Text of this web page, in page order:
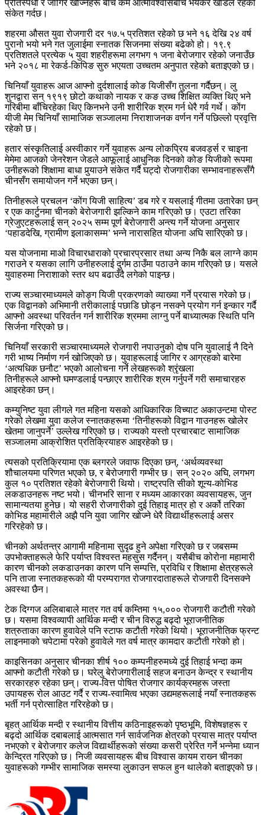
प्रतिस्पर्धा र जागिर खोज्नेहरू बीच कम आत्मविश्वासबीच भयंकर खाडल रहेको
संकेत गर्दछ।
शहरमा औसत युवा रोजगारी दर १७.५ प्रतिशत रहेको छ भने १६ देखि २४ वर्ष
पुरानो भयो भने गत जुलाईमा स्नातक सिजनमा संख्या बढेको हो। १९.९
प्रतिशतले प्रत्येक ५ युवा शहरीहरूमा लगभग १ जना बेरोजगार रहेको जनाउँछ
भने २०१८ मा रेकर्ड-किपिङ सुरु भएयता उच्चतम अनुपात रहेको बताइएको छ।
चिनियाँ युवाहरू आज आफ्नो दुर्दशालाई कोङ यिजीसँग तुलना गर्दैछन्। लु
शुनद्वारा सन् १९१९ छोटो कथाको नायक र कङ उच्च शिक्षित व्यक्ति थिए भने
गरिबीमा बाँचिरहेका थिए किनभने उनी शारीरिक श्रम गर्न धेरै गर्व गर्थे। कोंग
यीजी मेम चिनियाँ सामाजिक सञ्जालमा निराशाजनक वर्णन गर्ने पछिल्लो प्रवृत्ति
रहेको छ।
हतार संस्कृतिलाई अस्वीकार गर्ने युवाहरू अन्य लोकप्रिय बजवर्ड्स र चाइना
मेमेमा आजको जेनरेशन जेडले आफूलाई आधुनिक दिनको कोङ यिजीको रूपमा
उनीहरूको शिक्षामा बाधा पुर्‍याउने संकेत गर्दै घट्दो रोजगारीका सम्भावनाहरूसँगै
चीनसँग समायोजन गर्ने भएका छन्।
तिनीहरूले प्रचलन ‘कोंग यिजी साहित्य’ डब गरे र यसलाई गीतमा उतारेका छन्
र एक कार्टुनमा चीनको बेरोजगारी झल्किने काम गरिएको छ। एउटा तरिका
ग्रेजुएटहरूलाई सन् २०२५ सम्म पूर्ण बेरोजगारी अन्त्य गर्ने योजना अनुसार
‘पहाडदेखि, ग्रामीण इलाकासम्म’ भन्‍ने नारासहित योजना अघि सारिएको छ।
यस योजनामा माओ विचारधाराको प्रचारप्रसार तथा अन्य निकै बल लाग्‍ने काम
गराउने र यसका लागि उनीहरुलाई दुर्गम ठाउँमा पठाउने काम गरिएको छ। यसले
युवाहरुमा निराशाको स्तर थप बढाउँदै लगेको पाइन्छ।
राज्य सञ्चारमाध्यमले कोङ्ग यिजी प्रकरणको व्याख्या गर्ने प्रयास गरेको छ।
एक विद्वानको अभिमानी तरीकालाई पछाडि छोड्न नसक्‍ने प्रयोग गर्न इन्कार गर्दै
आफ्नो अवस्था परिवर्तन गर्न शारीरिक श्रममा लाग्‍नु पर्ने बाध्यात्मक स्थिति पनि
सिर्जना गरिएको छ।
चिनियाँ सरकारी सञ्चारमाध्यमले रोजगारी नपाउनुको दोष पनि युवालाई नै दिने
गरी भाष्य निर्माण गर्न खोजिएको छ। युवाहरूलाई जागिर र आग्रहको बारेमा
‘अत्यधिक छनौट’ भएको आलोचना गर्ने लेखहरूको श्रृंखला
तिनीहरूले आफ्नो घमण्डलाई पन्छाएर शारीरिक श्रम गर्नुपर्ने गरी समाचारहरु
आइरहेका छन्।
कम्युनिष्ट युवा लीगले गत महिना यसको आधिकारिक विच्याट अकाउन्टमा पोस्ट
गरेको लेखमा युवा कलेज स्नातकहरूमा ‘तिनीहरूको विद्वान गाउनहरू खोलेर
खेतमा जानुपर्ने’ उल्लेख गरिएको छ। राज्यको यस्तो प्रचारबाट सामाजिक
सञ्जालमा आक्रोशित प्रतिक्रियाहरु आइरहेको छ।
त्यसको प्रतिक्रियामा एक ब्लगरले जवाफ दिएका छन्, ‘अर्थव्यवस्था
शौचालयमा परिणत भएको छ, र बेरोजगारी गम्भीर छ। सन् २०२० अघि, लगभग
कुल १० प्रतिशत रहेको बेरोजगारी थियो। राष्ट्रपति सीको शून्य-कोभिड
लकडाउनहरू नष्ट भयो। चीनभरि साना र मध्यम आकारका व्यवसायहरू, जुन
सामान्यतया हुनेछ। यो सहरी रोजगारीको दुई तिहाइ मात्र हो र अर्को तरिका
कोभिड महामारीले अझै पनि युवा जागिर खोज्‍ने धेरै विद्यार्थीहरूलाई असर
गरिरहेको छ।
चीनको अर्थतन्त्र आगामी महिनामा सुदृढ हुने अपेक्षा गरिएको छ र जबसम्म
उपभोक्ताहरूले फेरि पर्याप्त विश्वस्त महसुस गर्दैनन्। यसैबीच कोरोना महामारी
कारण चीनको लकडाउनका कारण पनि सम्पत्ति, प्रविधि र शिक्षामा क्षेत्रहरूले
पनि ताजा स्नातकहरूको यी परम्परागत रोजगारदाताहरूले रोजगारी दिनसक्‍ने
अवस्था छैन।
टेक दिग्गज अलिबाबाले मात्र गत वर्ष कम्तिमा १५,००० रोजगारी कटौती गरेको
छ। यसमा विश्वव्यापी आर्थिक मन्दी र चीन विरुद्ध बढ्दो भूराजनीतिक
शत्रुताका कारण हुवावेले पनि स्टाफ कटौती गरेको थियो। भूराजनीतिक फ्रन्ट
लाइनमाको चपेटामा परेको हुवावेले गत वर्ष मात्र कामदार कटौती गरेको हो।
काइसिनका अनुसार चीनका शीर्ष १०० कम्पनीहरुमध्ये दुई तिहाई भन्दा कम
आफ्नो कटौती गरेको छ। घरेलु बेरोजगारीलाई सहज बनाउन केन्द्र र स्थानीय
सरकारहरु रहेका छन्। राज्य-वित्त पोषित रोजगार कार्यक्रमहरू जस्ता
उपायहरू रोल आउट गर्दै र राज्य-स्वामित्व भएका उद्यमहरूलाई नयाँ स्नातकहरू
भर्ती गर्न प्रोत्साहित गरिरहेको छ।
बृहत् आर्थिक मन्दी र स्थानीय वित्तीय कठिनाइहरूको पृष्ठभूमि, विशेषज्ञहरू र
बढ्दो आर्थिक दबाबलाई आत्मसात गर्न सार्वजनिक क्षेत्रको प्रयास मात्र पर्याप्त
नभएको र बेरोजगार कलेज विद्यार्थीहरूको संख्या कसरी प्रेरित गर्ने भन्नेमा ध्यान
केन्द्रित गरिएको छ। निजी व्यवसायहरू बीच विश्वास कायम राख्‍न चीनका
युवाहरूको गम्भीर सामाजिक समस्या लुकाउन सफल हुन थालेको बताइएको छ।